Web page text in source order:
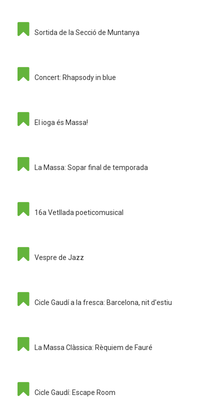
Sortida de la Secció de Muntanya
Concert: Rhapsody in blue
El ioga és Massa!
La Massa: Sopar final de temporada
16a Vetllada poeticomusical
Vespre de Jazz
Cicle Gaudí a la fresca: Barcelona, nit d'estiu
La Massa Clàssica: Rèquiem de Fauré
Cicle Gaudí: Escape Room